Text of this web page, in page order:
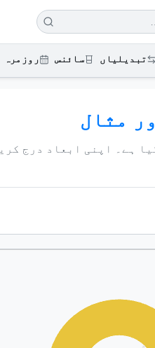
تبدیلیاں سائنس روزمرہ
مثال
ہے۔ اپنی ابعاد درج